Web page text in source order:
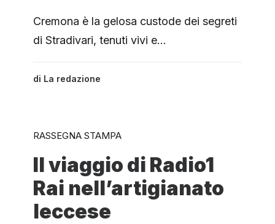
Cremona è la gelosa custode dei segreti
di Stradivari, tenuti vivi e…
di La redazione
RASSEGNA STAMPA
Il viaggio di Radio1
Rai nell’artigianato
leccese